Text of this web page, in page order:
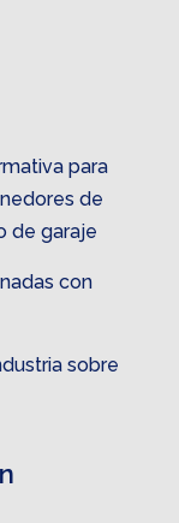
para
de
de garaje
con
sobre